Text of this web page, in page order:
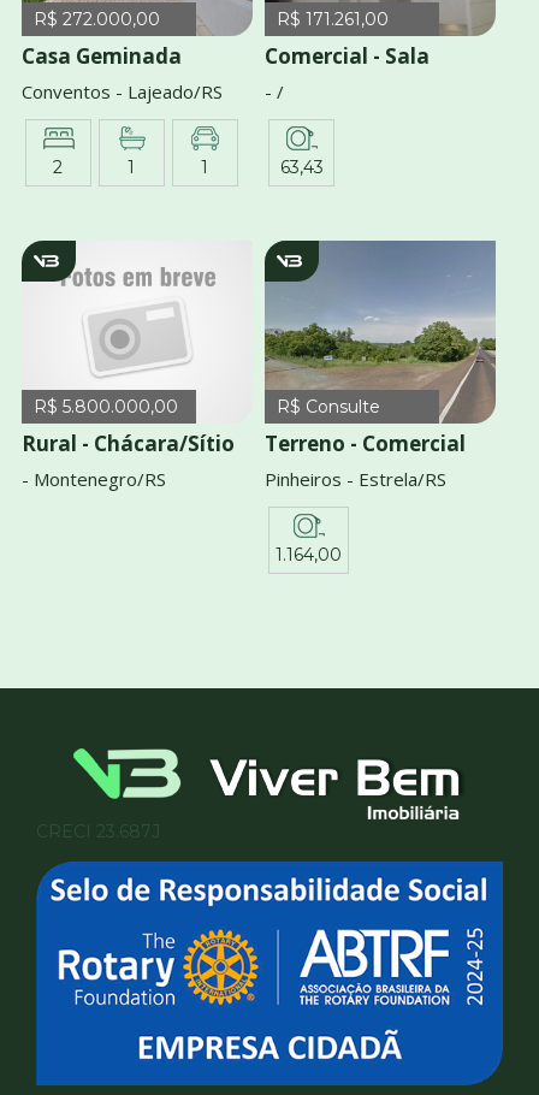
R$ 272.000,00
Casa Geminada
Conventos - Lajeado/RS
2 1 1
R$ 171.261,00
Comercial - Sala
- /
63,43
v3820
R$ 5.800.000,00
Rural - Chácara/Sítio
- Montenegro/RS
R$ Consulte
Terreno - Comercial
Pinheiros - Estrela/RS
1.164,00
CRECI 23.687J